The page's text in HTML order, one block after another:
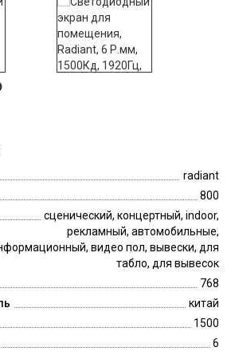
radiant
800
сценический, концертный, indoor,
рекламный, автомобильные,
видео пол, вывески, для
табло, для вывесок
768
китай
1500
6